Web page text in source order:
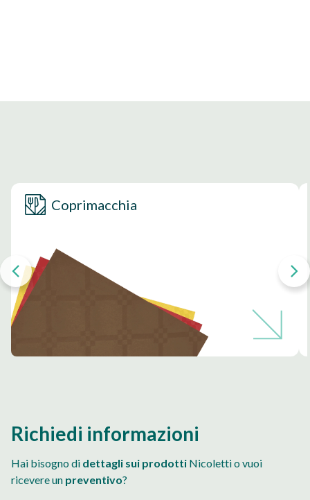
Coprimacchia
Richiedi informazioni
Hai bisogno di dettagli sui prodotti Nicoletti o vuoi
ricevere un preventivo?